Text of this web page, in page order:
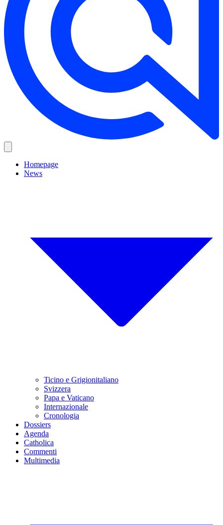
Homepage
News
Ticino e Grigionitaliano
Svizzera
Papa e Vaticano
Internazionale
Cronologia
Dossiers
Agenda
Catholica
Commenti
Multimedia